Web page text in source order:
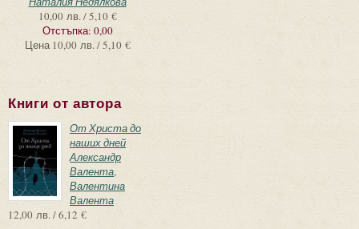
10,00 лв. / 5,10 €
Отстъпка: 0,00
Цена 10,00 лв. / 5,10 €
Книги от автора
От Христа до
наших дней
Александр
Валента,
Валентина
Валента
12,00 лв. / 6,12 €